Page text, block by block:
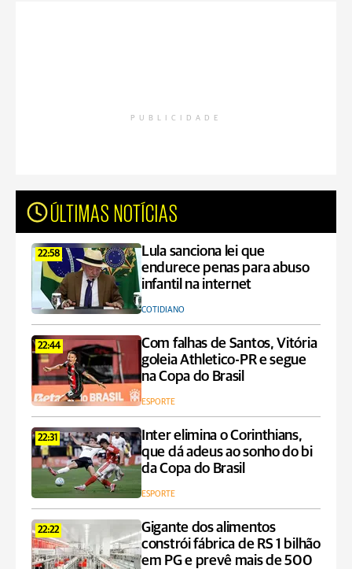
PUBLICIDADE
ÚLTIMAS NOTÍCIAS
22:58
Lula sanciona lei que
endurece penas para abuso
infantil na internet
COTIDIANO
22:44
Com falhas de Santos, Vitória
goleia Athletico-PR e segue
na Copa do Brasil
ESPORTE
22:31
Inter elimina o Corinthians,
que dá adeus ao sonho do bi
da Copa do Brasil
ESPORTE
22:22
Gigante dos alimentos
constrói fábrica de RS 1 bilhão
em PG e prevê mais de 500